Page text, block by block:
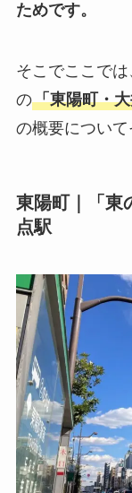
ためです。
そこでここで
の「東陽町・
の概要について
東陽町｜「東
点駅